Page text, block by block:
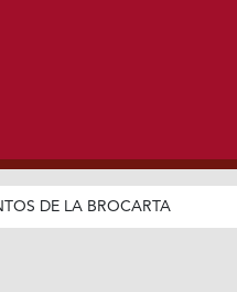
DE LA BROCARTA